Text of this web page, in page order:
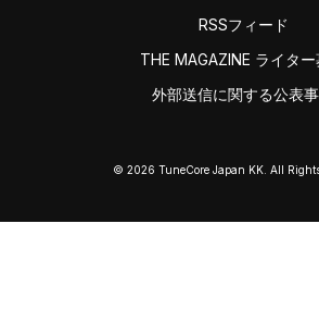
RSSフィード
THE MAGAZINE ライタ
外部送信に関する公表
© 2026 TuneCore Japan KK. All Rights